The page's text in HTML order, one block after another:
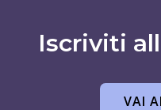
Iscriviti
VAI